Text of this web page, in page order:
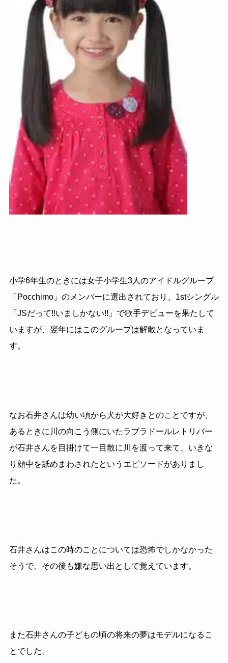
小学6年生のときには女子小学生3人のアイドルグループ
「Pocchimo」のメンバーに選出されており、1stシングル
「JSだって!!いましかない!!」で歌手デビューを果たして
いますが、翌年にはこのグループは解散となっていま
す。
なお石井さんは幼い頃から犬が大好きとのことですが、
あるときに川の向こう側にいたラブラドールレトリバー
が石井さんを目掛けて一目散に川を渡って来て、いきな
り顔中を舐めまわされたというエピソードがありまし
た。
石井さんはこの時のことについては恐怖でしかなかった
そうで、その後も嫌な思い出として覚えています。
また石井さんの子どもの頃の将来の夢はモデルになるこ
とでした。